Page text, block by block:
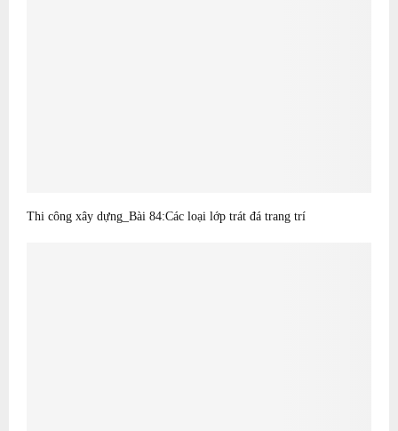
Thi công xây dựng_Bài 84:Các loại lớp trát đá trang trí